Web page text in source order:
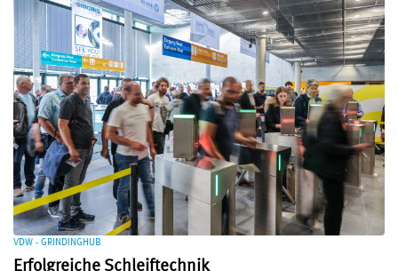
VDW - GRINDINGHUB
Erfolgreiche Schleiftechnik